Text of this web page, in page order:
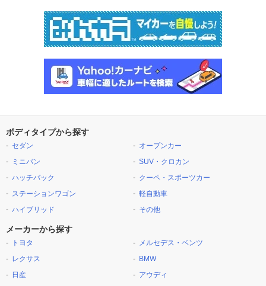
ボディタイプから探す
セダン
ミニバン
ハッチバック
ステーションワゴン
ハイブリッド
オープンカー
SUV・クロカン
クーペ・スポーツカー
軽自動車
その他
メーカーから探す
トヨタ
レクサス
日産
メルセデス・ベンツ
BMW
アウディ